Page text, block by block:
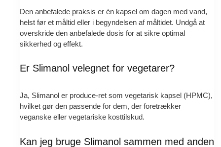
Den anbefalede praksis er én kapsel om dagen med vand,
helst før et måltid eller i begyndelsen af måltidet. Undgå at
overskride den anbefalede dosis for at sikre optimal
sikkerhed og effekt.
Er Slimanol velegnet for vegetarer?
Ja, Slimanol er produce-ret som vegetarisk kapsel (HPMC),
hvilket gør den passende for dem, der foretrækker
veganske eller vegetariske kosttilskud.
Kan jeg bruge Slimanol sammen med anden